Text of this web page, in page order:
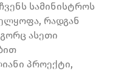
სამინისტროს
რადგან
ასეთი
პროექტი,